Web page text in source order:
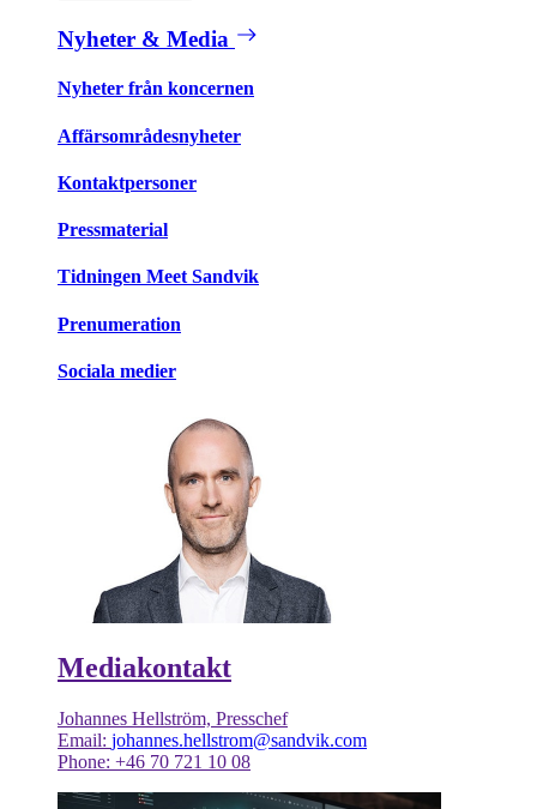
Nyheter & Media
Nyheter från koncernen
Affärsområdesnyheter
Kontaktpersoner
Pressmaterial
Tidningen Meet Sandvik
Prenumeration
Sociala medier
Mediakontakt
Johannes Hellström, Presschef
Email: johannes.hellstrom@sandvik.com
Phone: +46 70 721 10 08